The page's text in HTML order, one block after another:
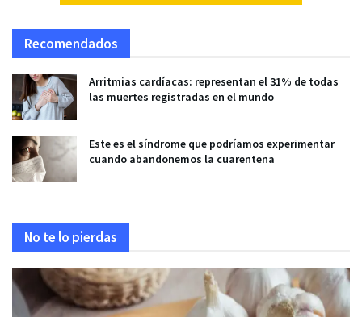
Recomendados
Arritmias cardíacas: representan el 31% de todas
las muertes registradas en el mundo
Este es el síndrome que podríamos experimentar
cuando abandonemos la cuarentena
No te lo pierdas